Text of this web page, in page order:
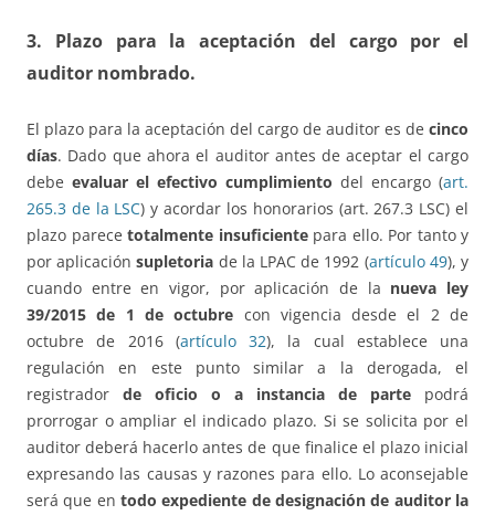
3. Plazo para la aceptación del cargo por el
auditor nombrado.
El plazo para la aceptación del cargo de auditor es de cinco
días. Dado que ahora el auditor antes de aceptar el cargo
debe evaluar el efectivo cumplimiento del encargo (art.
265.3 de la LSC) y acordar los honorarios (art. 267.3 LSC) el
plazo parece totalmente insuficientepara ello. Por tanto y
por aplicaciónsupletoria de la LPAC de 1992 (artículo 49), y
cuando entre en vigor, por aplicación de la nueva ley
39/2015 de 1 de octubre con vigencia desde el 2 de
octubre de 2016 (artículo 32), la cual establece una
regulación en este punto similar a la derogada, el
registrador de oficio o a instancia de parte podrá
prorrogar o ampliar el indicado plazo. Si se solicita por el
auditor deberá hacerlo antes de que finalice el plazo inicial
expresando las causas y razones para ello. Lo aconsejable
será que en todo expediente de designación de auditor la